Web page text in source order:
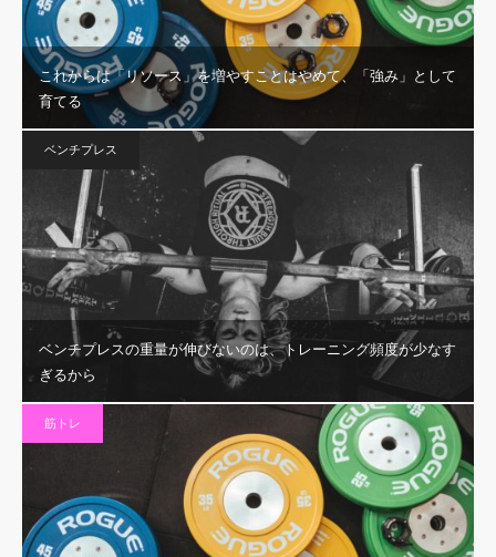
これからは「リソース」を増やすことはやめて、「強み」として
育てる
ベンチプレス
ベンチプレスの重量が伸びないのは、トレーニング頻度が少なす
ぎるから
筋トレ